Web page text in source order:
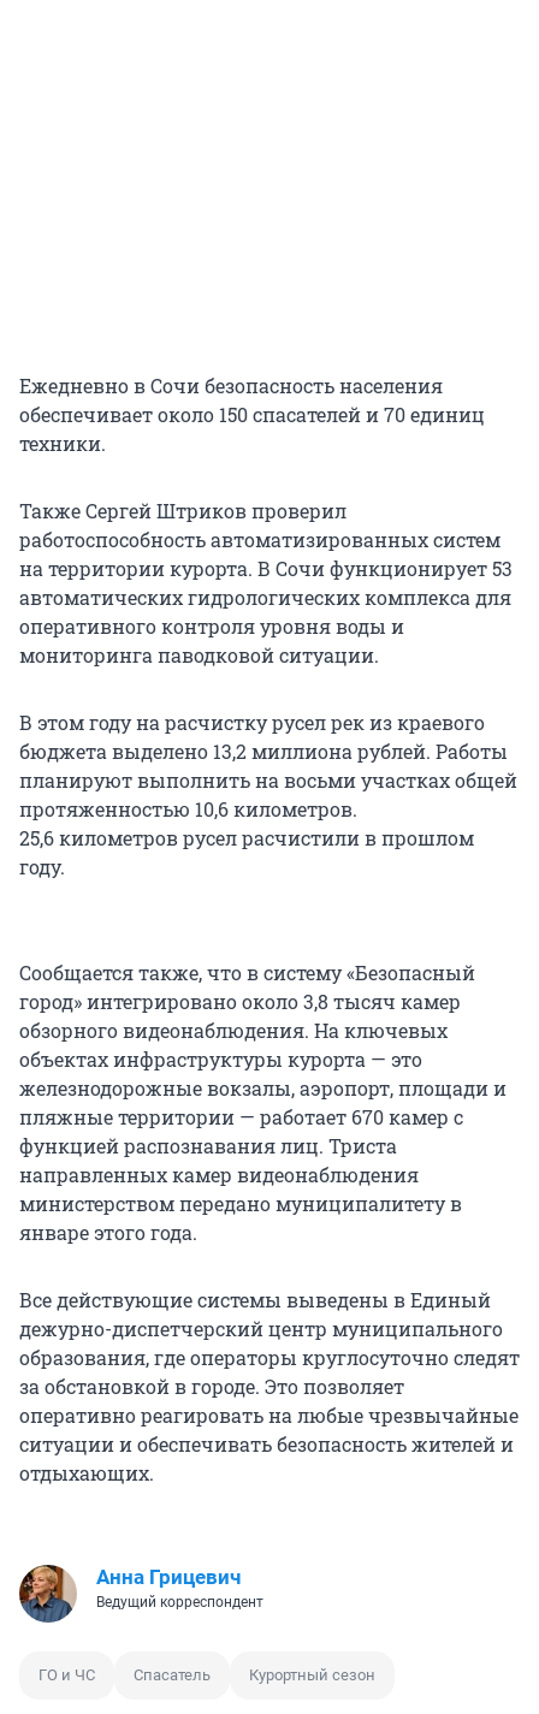
Ежедневно в Сочи безопасность населения
обеспечивает около 150 спасателей и 70 единиц
техники.
Также Сергей Штриков проверил
работоспособность автоматизированных систем
на территории курорта. В Сочи функционирует 53
автоматических гидрологических комплекса для
оперативного контроля уровня воды и
мониторинга паводковой ситуации.
В этом году на расчистку русел рек из краевого
бюджета выделено 13,2 миллиона рублей. Работы
планируют выполнить на восьми участках общей
протяженностью 10,6 километров.
25,6 километров русел расчистили в прошлом
году.
Сообщается также, что в систему «Безопасный
город» интегрировано около 3,8 тысяч камер
обзорного видеонаблюдения. На ключевых
объектах инфраструктуры курорта — это
железнодорожные вокзалы, аэропорт, площади и
пляжные территории — работает 670 камер с
функцией распознавания лиц. Триста
направленных камер видеонаблюдения
министерством передано муниципалитету в
январе этого года.
Все действующие системы выведены в Единый
дежурно-диспетчерский центр муниципального
образования, где операторы круглосуточно следят
за обстановкой в городе. Это позволяет
оперативно реагировать на любые чрезвычайные
ситуации и обеспечивать безопасность жителей и
отдыхающих.
Анна Грицевич
Ведущий корреспондент
ГО и ЧС Спасатель Курортный сезон